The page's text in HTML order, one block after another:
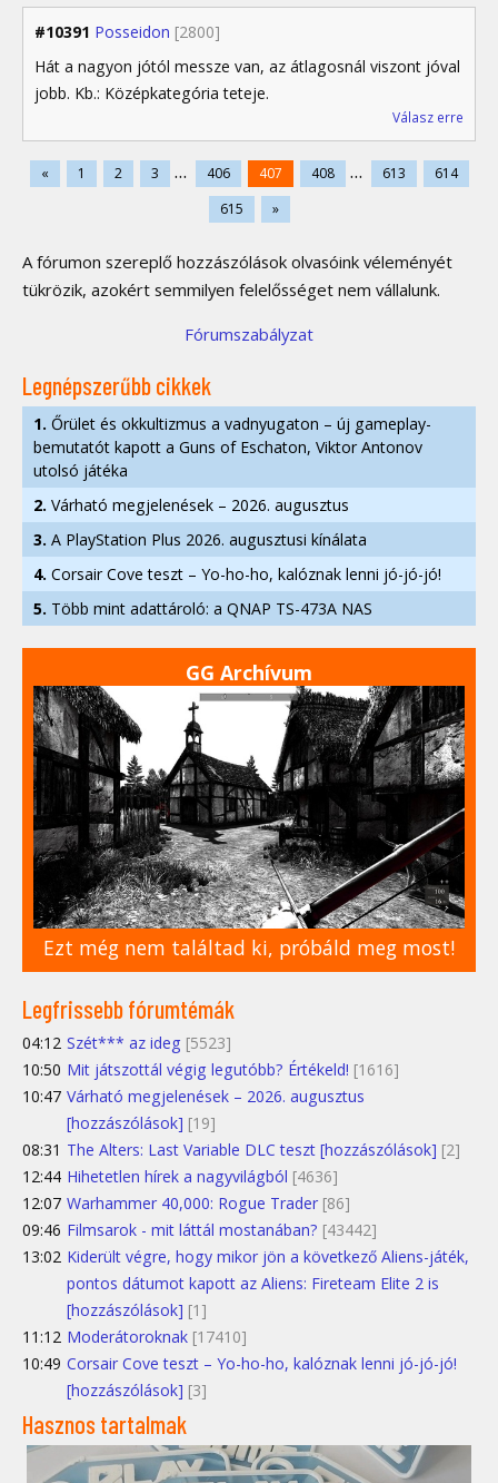
#10391 Posseidon [2800]
Hát a nagyon jótól messze van, az átlagosnál viszont jóval
jobb. Kb.: Középkategória teteje.
Válasz erre
« 1 2 3 ... 406 407 408 ... 613
614
615
»
A fórumon szereplő hozzászólások olvasóink véleményét
tükrözik, azokért semmilyen felelősséget nem vállalunk.
Fórumszabályzat
Legnépszerűbb cikkek
1. Őrület és okkultizmus a vadnyugaton – új gameplay-
bemutatót kapott a Guns of Eschaton, Viktor Antonov
utolsó játéka
2. Várható megjelenések – 2026. augusztus
3. A PlayStation Plus 2026. augusztusi kínálata
4. Corsair Cove teszt – Yo-ho-ho, kalóznak lenni jó-jó-jó!
5. Több mint adattároló: a QNAP TS-473A NAS
GG Archívum
Ezt még nem találtad ki, próbáld meg most!
Legfrissebb fórumtémák
04:12 Szét*** az ideg [5523]
10:50 Mit játszottál végig legutóbb? Értékeld! [1616]
10:47 Várható megjelenések – 2026. augusztus
[hozzászólások] [19]
08:31 The Alters: Last Variable DLC teszt [hozzászólások] [2]
12:44 Hihetetlen hírek a nagyvilágból [4636]
12:07 Warhammer 40,000: Rogue Trader [86]
09:46 Filmsarok - mit láttál mostanában? [43442]
13:02 Kiderült végre, hogy mikor jön a következő Aliens-játék,
pontos dátumot kapott az Aliens: Fireteam Elite 2 is
[hozzászólások] [1]
11:12 Moderátoroknak [17410]
10:49 Corsair Cove teszt – Yo-ho-ho, kalóznak lenni jó-jó-jó!
[hozzászólások] [3]
Hasznos tartalmak